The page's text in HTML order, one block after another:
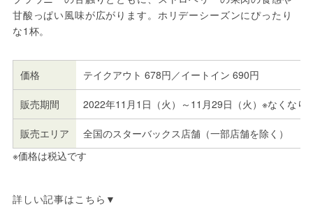
甘酸っぱい風味が広がります。ホリデーシーズンにぴったり
な1杯。
価格 テイクアウト 678円／イートイン 690円
販売期間 2022年11月1日（火）～11月29日（火）※なくなり
販売エリア
全国のスターバックス店舗（一部店舗を除く）
※価格は税込です
詳しい記事はこちら▼